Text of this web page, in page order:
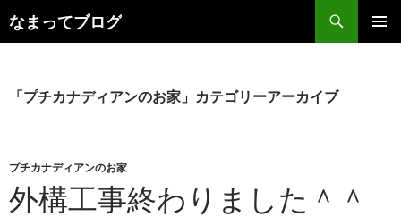
なまってブログ
索コ
ン
キ
ッ
プ
「プチカナディアンのお家」カテゴリーアーカイブ
プチカナディアンのお家
外構工事終わりました＾＾